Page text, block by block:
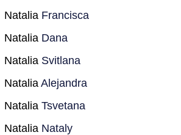
Natalia Francisca
Natalia Dana
Natalia Svitlana
NataliaAlejandra
NataliaTsvetana
Natalia Nataly